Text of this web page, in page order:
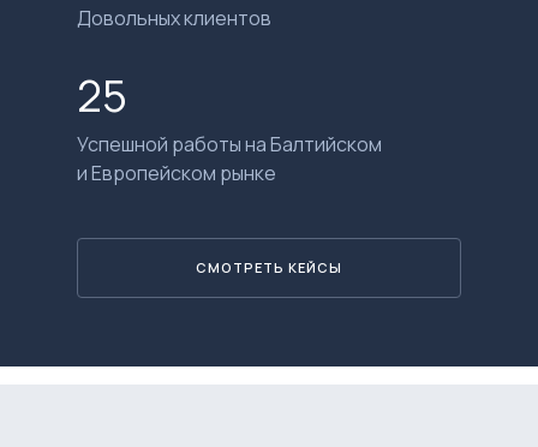
СМОТРЕТЬ КЕЙСЫ
25
Успешной работы на Балтийском
и Европейском рынке
Довольных клиентов